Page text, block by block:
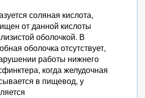
соляная кислота,
от данной кислоты
оболочкой. В
оболочка отсутствует,
работы нижнего
когда желудочная
в пищевод, у